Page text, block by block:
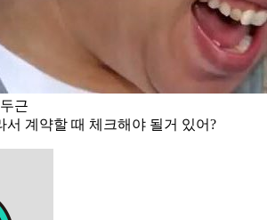
근
서 계약할 때 체크해야 될거 있어?